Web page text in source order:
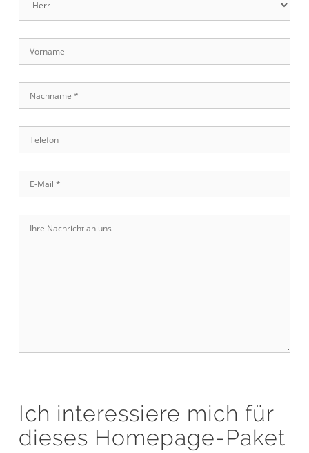
Ich interessiere mich für
dieses Homepage-Paket